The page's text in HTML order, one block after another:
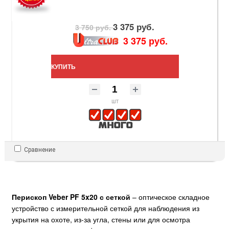
3 750 руб.3 375 руб.
3 375 руб.
КУПИТЬ
шт
Сравнение
Перископ Veber PF 5x20 с сеткой – оптическое складное
устройство с измерительной сеткой для наблюдения из
укрытия на охоте, из-за угла, стены или для осмотра